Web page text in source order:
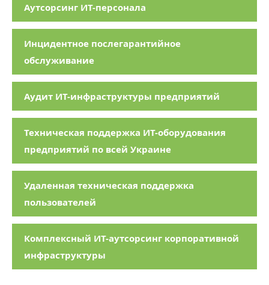
Аутсорсинг ИТ-персонала
Инцидентное послегарантийное
обслуживание
Аудит ИТ-инфраструктуры предприятий
Техническая поддержка ИТ-оборудования
предприятий по всей Украине
Удаленная техническая поддержка
пользователей
Комплексный ИТ-аутсорсинг корпоративной
инфраструктуры